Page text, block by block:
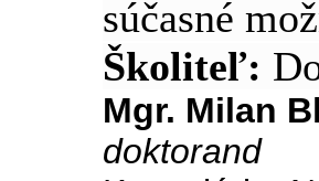
súčasné
Školiteľ:
Mgr. Milan
doktorand